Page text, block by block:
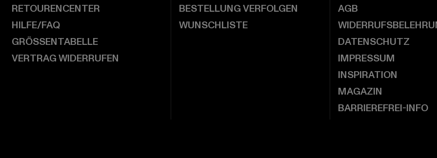
RETOURENCENTER
HILFE/FAQ
GRÖSSENTABELLE
VERTRAG WIDERRUFEN
BESTELLUNG VERFOLGEN
WUNSCHLISTE
AGB
DATENSCHUTZ
IMPRESSUM
INSPIRATION
MAGAZIN
BARRIEREFREI-INFO